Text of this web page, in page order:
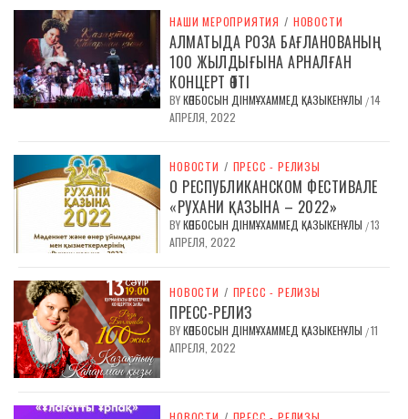
НАШИ МЕРОПРИЯТИЯ / НОВОСТИ
АЛМАТЫДА РОЗА БАҒЛАНОВАНЫҢ
100 ЖЫЛДЫҒЫНА АРНАЛҒАН
КОНЦЕРТ ӨТТІ
BYКӨПБОСЫН ДІНМҰХАММЕД ҚАЗЫКЕНҰЛЫ /14
АПРЕЛЯ, 2022
НОВОСТИ / ПРЕСС - РЕЛИЗЫ
О РЕСПУБЛИКАНСКОМ ФЕСТИВАЛЕ
«РУХАНИ ҚАЗЫНА – 2022»
BYКӨПБОСЫН ДІНМҰХАММЕД ҚАЗЫКЕНҰЛЫ /13
АПРЕЛЯ, 2022
НОВОСТИ / ПРЕСС - РЕЛИЗЫ
ПРЕСС-РЕЛИЗ
BYКӨПБОСЫН ДІНМҰХАММЕД ҚАЗЫКЕНҰЛЫ /11
АПРЕЛЯ, 2022